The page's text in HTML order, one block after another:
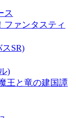
ス
ファンタスティ
SR)
)
王と竜の建国譚